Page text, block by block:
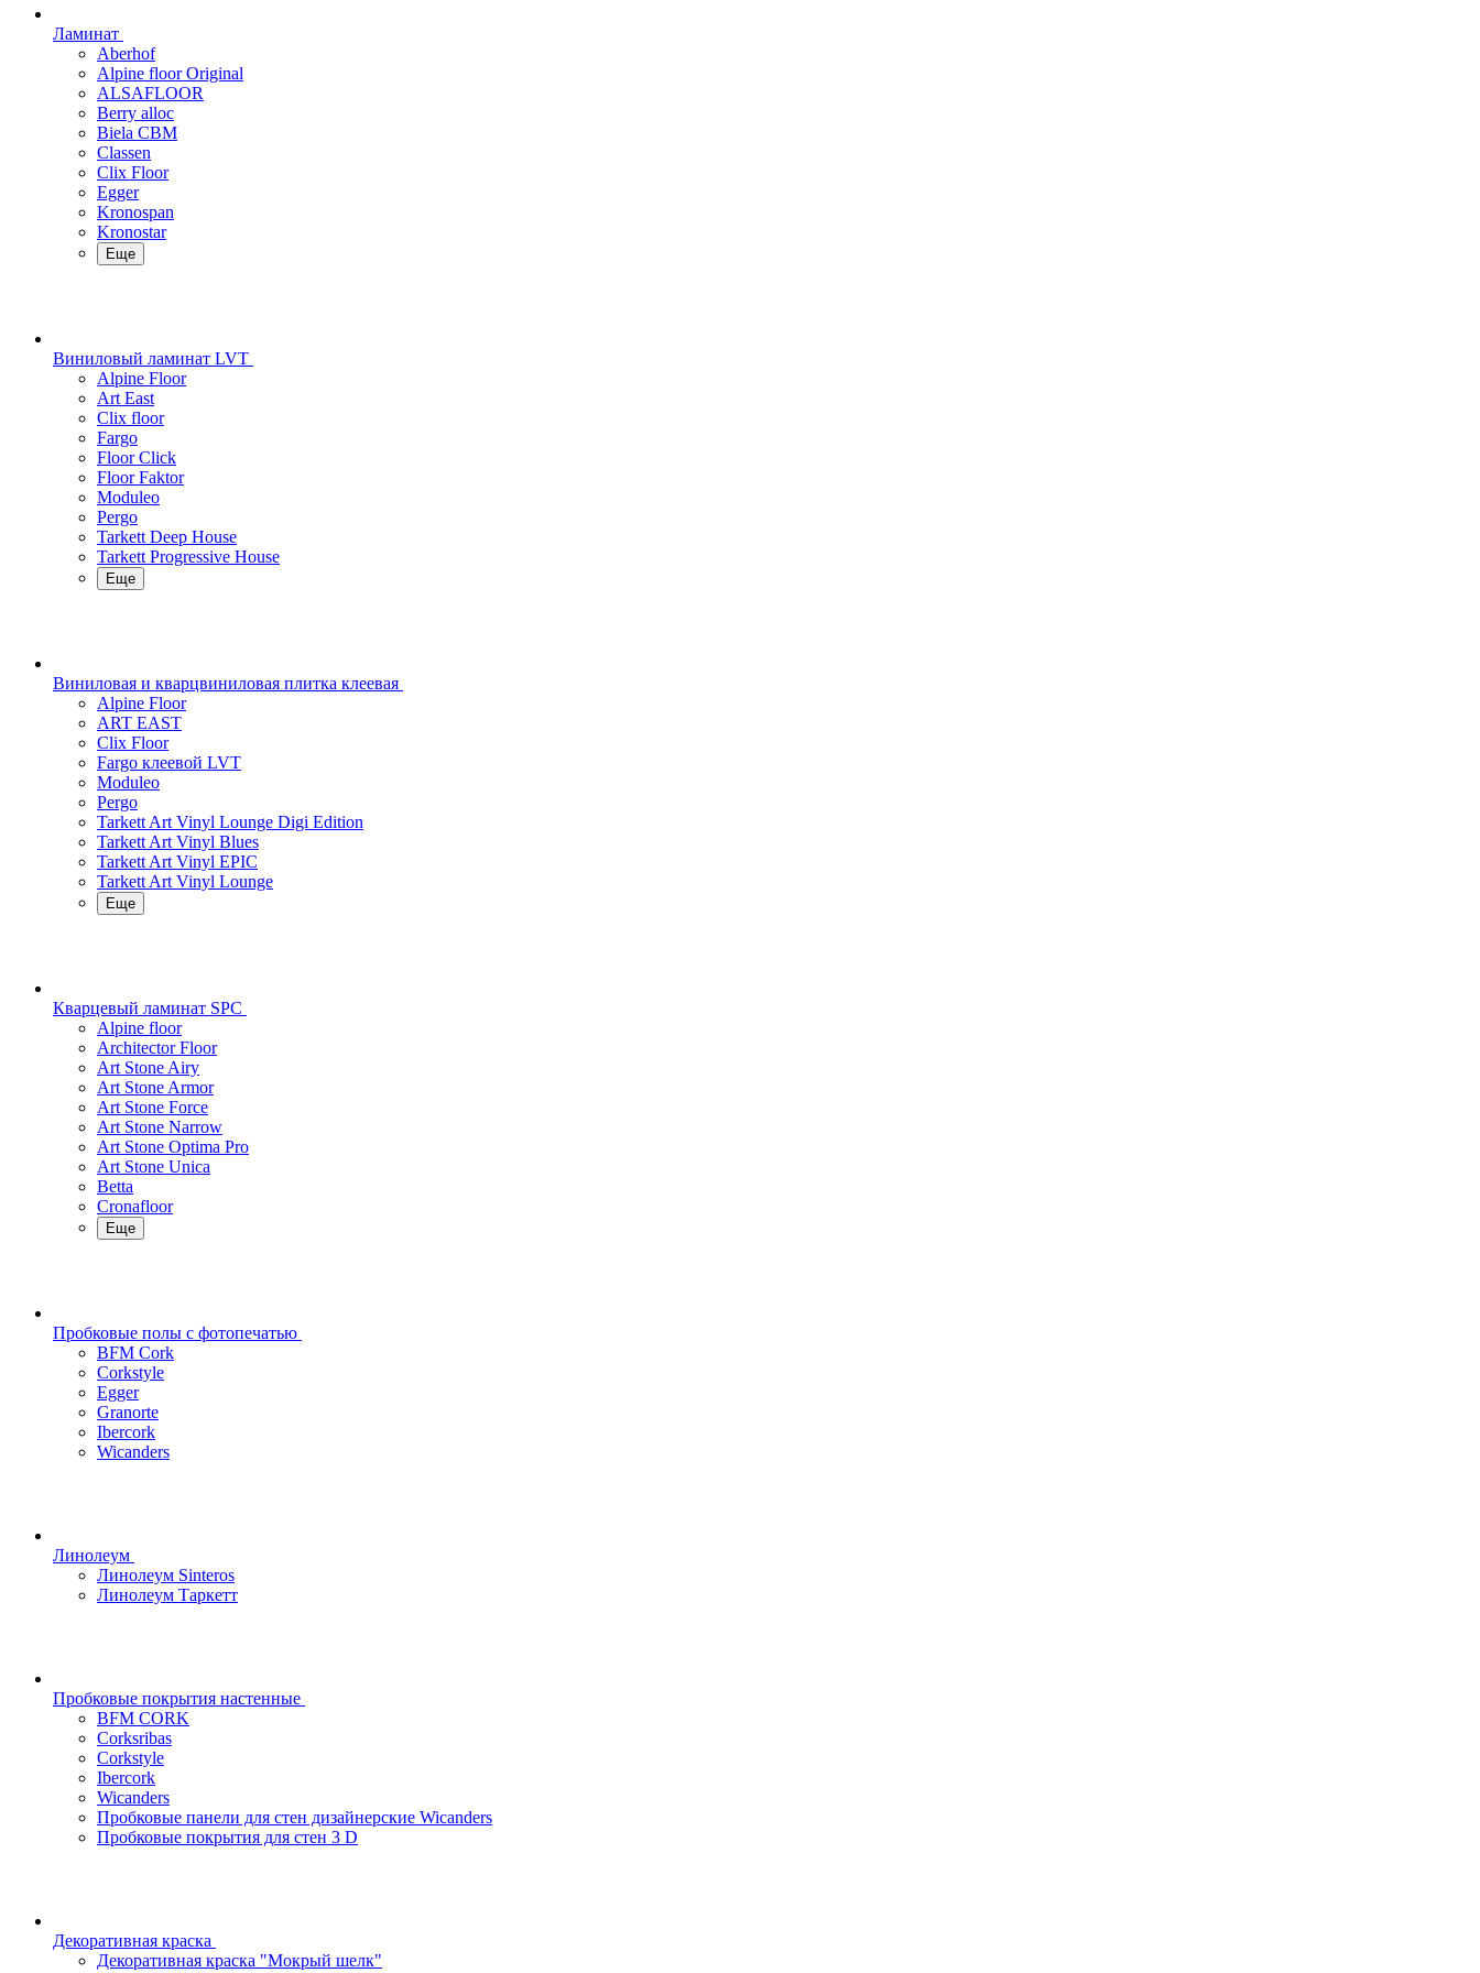
Ламинат
Aberhof
Alpine floor Original
ALSAFLOOR
Berry alloc
Biela CBM
Classen
Clix Floor
Egger
Kronospan
Kronostar
Еще
Виниловый ламинат LVT
Alpine Floor
Art East
Clix floor
Fargo
Floor Click
Floor Faktor
Moduleo
Pergo
Tarkett Deep House
Tarkett Progressive House
Еще
Виниловая и кварцвиниловая плитка клеевая
Alpine Floor
ART EAST
Clix Floor
Fargo клеевой LVT
Moduleo
Pergo
Tarkett Art Vinyl Lounge Digi Edition
Tarkett Art Vinyl Blues
Tarkett Art Vinyl EPIC
Tarkett Art Vinyl Lounge
Еще
Кварцевый ламинат SPC
Alpine floor
Architector Floor
Art Stone Airy
Art Stone Armor
Art Stone Force
Art Stone Narrow
Art Stone Optima Pro
Art Stone Unica
Betta
Cronafloor
Еще
Пробковые полы с фотопечатью
BFM Cork
Corkstyle
Egger
Granorte
Ibercork
Wicanders
Линолеум
Линолеум Sinteros
Линолеум Таркетт
Пробковые покрытия настенные
BFM CORK
Corksribas
Corkstyle
Ibercork
Wicanders
Пробковые панели для стен дизайнерские Wicanders
Пробковые покрытия для стен 3 D
Декоративная краска
Декоративная краска "Мокрый шелк"